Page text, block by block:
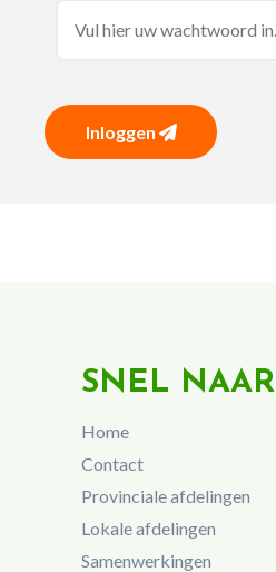
Inloggen
SNEL NAAR
Home
Contact
Provinciale afdelingen
Lokale afdelingen
Samenwerkingen